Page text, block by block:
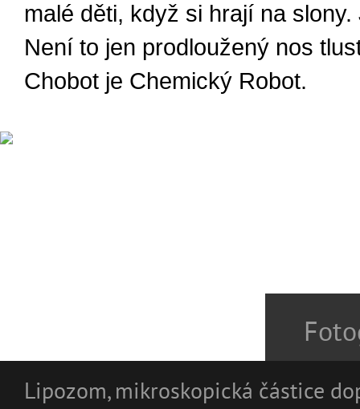
malé děti, když si hrají na
Není to jen prodloužený nos
Chobot je Chemický Robot.
Lipozom, mikroskopická částice